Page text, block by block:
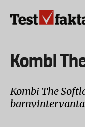
Huvudmeny
ny
Kombi
Kombi The